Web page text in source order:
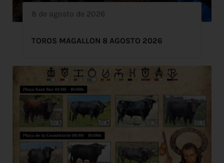
8 de agosto de 2026
TOROS MAGALLON 8 AGOSTO 2026